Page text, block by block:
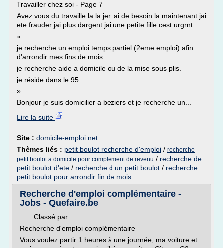
Travailler chez soi - Page 7
Avez vous du travaille la la jen ai de besoin la maintenant jai
ete frauder jai plus dargent jai une petite fille cest urgrnt
»
je recherche un emploi temps partiel (2eme emploi) afin
d'arrondir mes fins de mois.
je recherche aide a domicile ou de la mise sous plis.
je réside dans le 95.
»
Bonjour je suis domicilier a beziers et je recherche un...
Lire la suite
Site : domicile-emploi.net
Thèmes liés : petit boulot recherche d'emploi / recherche
petit boulot a domicile pour complement de revenu / recherche de
petit boulot d'ete / recherche d un petit boulot / recherche
petit boulot pour arrondir fin de mois
Recherche d'emploi complémentaire -
Jobs - Quefaire.be
Classé par:
Recherche d'emploi complémentaire
Vous voulez partir 1 heures à une journée, ma voiture et